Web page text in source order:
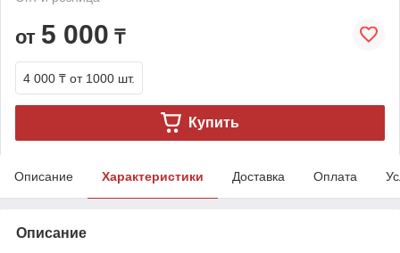
от 5 000 ₸
4 000 ₸ от 1000 шт.
Купить
Описание Характеристики Доставка Оплата
Описание